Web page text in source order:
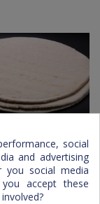
Base 40 cm.social
and advertising
social media
accept these